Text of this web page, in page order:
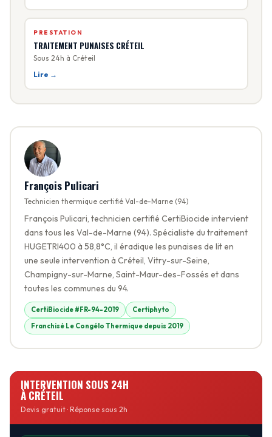
PRESTATION
TRAITEMENT PUNAISES CRÉTEIL
Sous 24h à Créteil
Lire →
François Pulicari
Technicien thermique certifié Val-de-Marne (94)
François Pulicari, technicien certifié CertiBiocide intervient
dans tous les Val-de-Marne (94). Spécialiste du traitement
HUGETRI400 à 58,8°C, il éradique les punaises de lit en
une seule intervention à Créteil, Vitry-sur-Seine,
Champigny-sur-Marne, Saint-Maur-des-Fossés et dans
toutes les communes du 94.
CertiBiocide #FR-94-2019
Certiphyto
Franchisé Le Congélo Thermique depuis 2019
INTERVENTION SOUS 24H
À CRÉTEIL
Devis gratuit · Réponse sous 2h